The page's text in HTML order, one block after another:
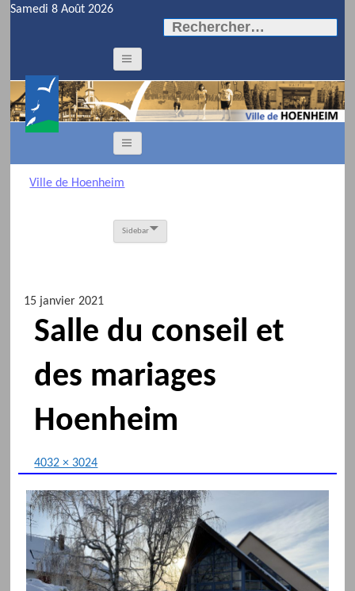
Samedi 8 Août 2026
Rechercher :
Ville de Hoenheim
Sidebar
15 janvier 2021
Salle du conseil et
des mariages
Hoenheim
4032 × 3024